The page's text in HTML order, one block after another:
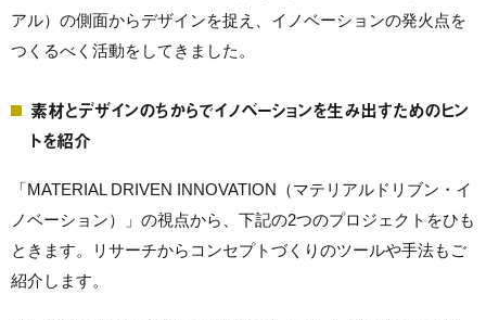
アル）の側面からデザインを捉え、イノベーションの発火点を
つくるべく活動をしてきました。
素材とデザインのちからでイノベーションを生み出すためのヒン
トを紹介
「MATERIAL DRIVEN INNOVATION（マテリアルドリブン・イ
ノベーション）」の視点から、下記の2つのプロジェクトをひも
ときます。リサーチからコンセプトづくりのツールや手法もご
紹介します。